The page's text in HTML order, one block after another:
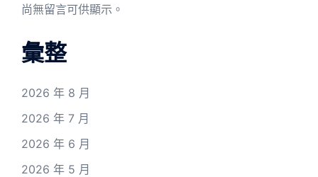
尚無留言可供顯示。
彙整
2026 年 8 月
2026 年 7 月
2026 年 6 月
2026 年 5 月